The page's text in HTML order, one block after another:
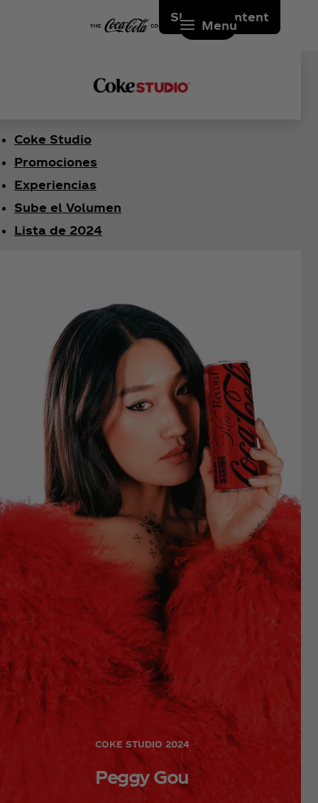
Skip to content
Menu
Coke Studio
Promociones
Experiencias
Sube el Volumen
Lista de 2024
COKE STUDIO 2024
Peggy Gou